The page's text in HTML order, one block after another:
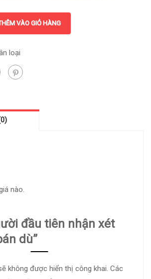
VÀO GIỎ HÀNG
loại
nào.
đầu tiên nhận xét
dù”
không được hiển thị công khai. Các